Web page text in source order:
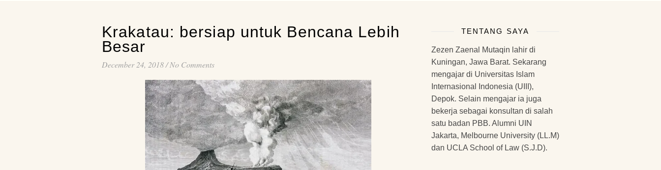
Krakatau: bersiap untuk Bencana Lebih
Besar
December 24, 2018/No Comments
TENTANG SAYA
Zezen Zaenal Mutaqin lahir di
Kuningan, Jawa Barat. Sekarang
mengajar di Universitas Islam
Internasional Indonesia (UIII),
Depok. Selain mengajar ia juga
bekerja sebagai konsultan di salah
satu badan PBB. Alumni UIN
Jakarta, Melbourne University (LL.M)
dan UCLA School of Law (S.J.D).